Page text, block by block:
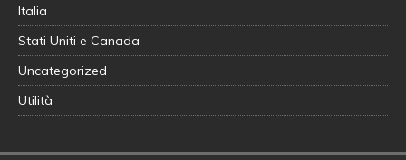
Italia
Stati Uniti e Canada
Uncategorized
Utilità